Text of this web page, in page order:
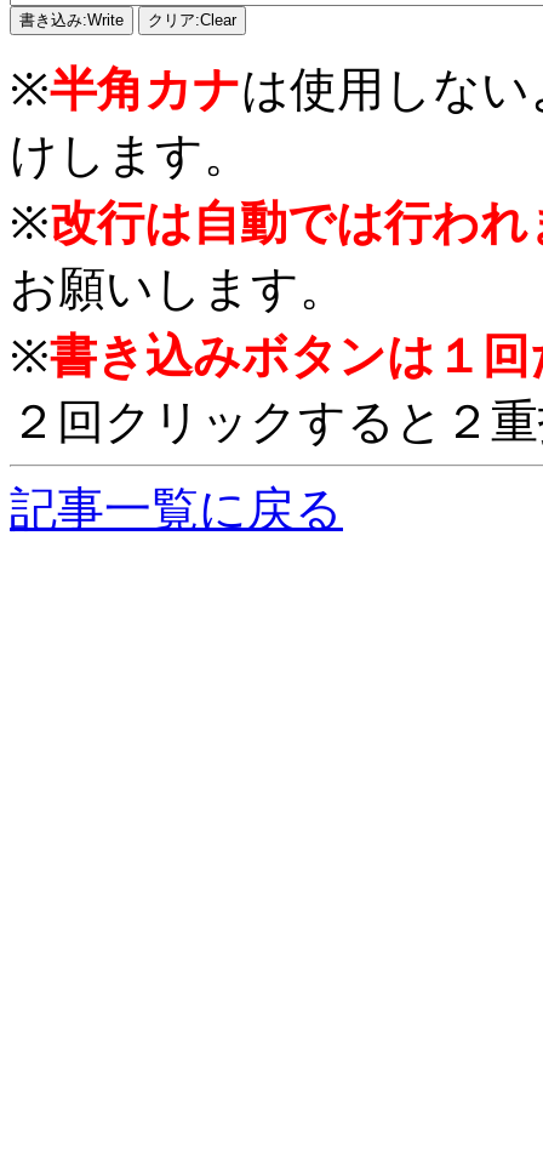
※半角カナは使用しな
けします。
※改行は自動では行わ
お願いします。
※書き込みボタンは１
２回クリックすると２
記事一覧に戻る